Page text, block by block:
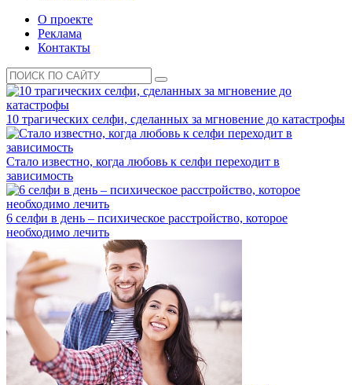
О проекте
Реклама
Контакты
10 трагических селфи, сделанных за мгновение до катастрофы
Стало известно, когда любовь к селфи переходит в
зависимость
6 селфи в день – психическое расстройство, которое
необходимо лечить